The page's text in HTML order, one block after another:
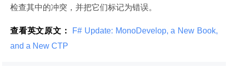
检查其中的冲突，并把它们标记为错误。
查看英文原文：
F# Update: MonoDevelop, a New Book,
and a New CTP